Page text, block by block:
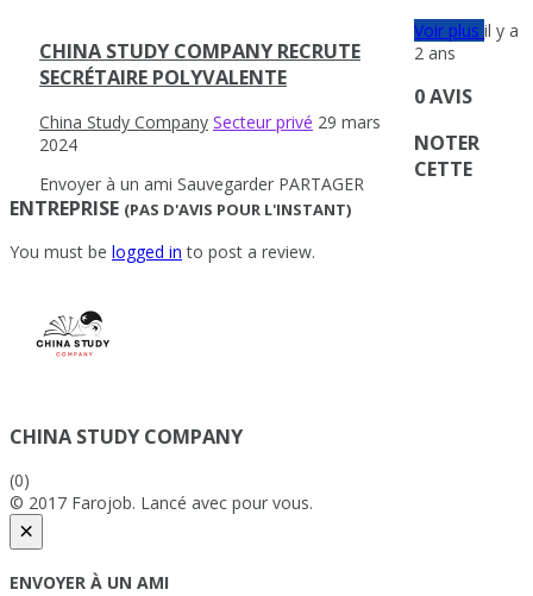
CHINA STUDY COMPANY RECRUTE
SECRÉTAIRE POLYVALENTE
China Study Company Secteur privé 29 mars
2024
Envoyer à un ami Sauvegarder PARTAGER
Voir plusil y a
2 ans
0 AVIS
NOTER
CETTE
ENTREPRISE (PAS D'AVIS POUR L'INSTANT)
You must be logged in to post a review.
CHINA STUDY COMPANY
(0)
© 2017 Farojob. Lancé avec pour vous.
×
ENVOYER À UN AMI